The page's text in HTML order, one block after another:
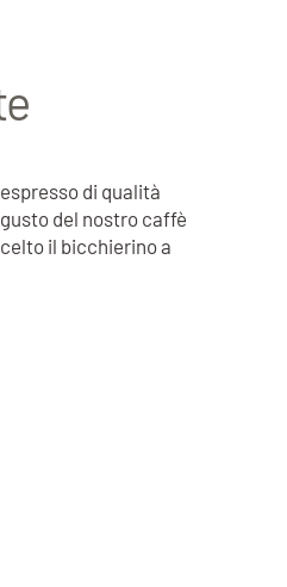
di qualità
del nostro caffè
il bicchierino a